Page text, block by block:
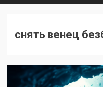
МЕНЮ
снять венец